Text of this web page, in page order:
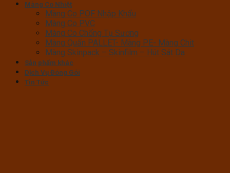
Màng Co Nhiệt
Màng Co POF Nhập Khẩu
Màng Co PVC
Màng Co Chống Tụ Sương
Màng Quấn PALLET- Màng PE- Màng Chit
Màng Skinpack – Skinfilm – Hút Sát Da
Sản phẩm khác
Dịch Vụ Đóng Gói
Tin Tức